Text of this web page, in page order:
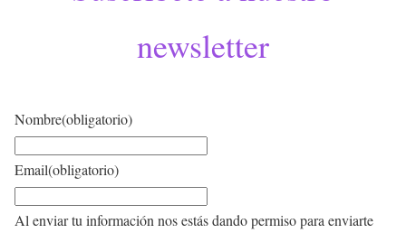
newsletter
Nombre(obligatorio)
Email(obligatorio)
Al enviar tu información nos estás dando permiso para enviarte